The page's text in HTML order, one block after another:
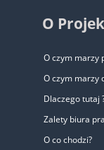
O
O czym marzy
O czym marzy
Dlaczego tutaj
Zalety biura
O co chodzi?